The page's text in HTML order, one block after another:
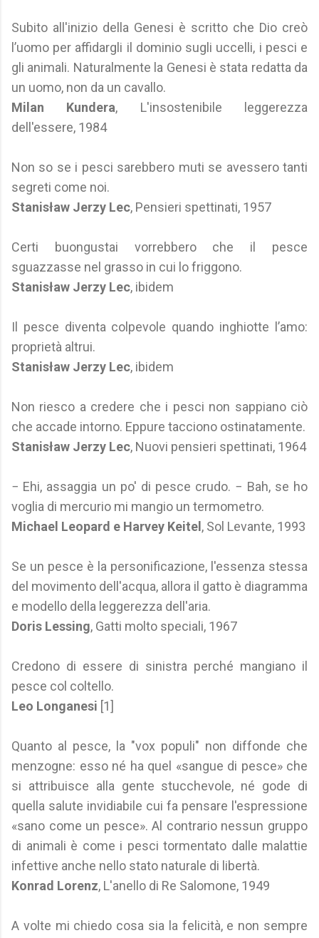
Subito all'inizio della Genesi è scritto che Dio creò
l’uomo per affidargli il dominio sugli uccelli, i pesci e
gli animali. Naturalmente la Genesi è stata redatta da
un uomo, non da un cavallo.
Milan Kundera, L'insostenibile leggerezza
dell'essere, 1984
Non so se i pesci sarebbero muti se avessero tanti
segreti come noi.
Stanisław Jerzy Lec, Pensieri spettinati, 1957
Certi buongustai vorrebbero che il pesce
sguazzasse nel grasso in cui lo friggono.
Stanisław Jerzy Lec, ibidem
Il pesce diventa colpevole quando inghiotte l’amo:
proprietà altrui.
Stanisław Jerzy Lec, ibidem
Non riesco a credere che i pesci non sappiano ciò
che accade intorno. Eppure tacciono ostinatamente.
Stanisław Jerzy Lec, Nuovi pensieri spettinati, 1964
− Ehi, assaggia un po' di pesce crudo. − Bah, se ho
voglia di mercurio mi mangio un termometro.
Michael Leopard e Harvey Keitel , Sol Levante, 1993
Se un pesce è la personificazione, l'essenza stessa
del movimento dell'acqua, allora il gatto è diagramma
e modello della leggerezza dell'aria.
Doris Lessing, Gatti molto speciali, 1967
Credono di essere di sinistra perché mangiano il
pesce col coltello.
Leo Longanesi [1]
Quanto al pesce, la "vox populi" non diffonde che
menzogne: esso né ha quel «sangue di pesce» che
si attribuisce alla gente stucchevole, né gode di
quella salute invidiabile cui fa pensare l'espressione
«sano come un pesce». Al contrario nessun gruppo
di animali è come i pesci tormentato dalle malattie
infettive anche nello stato naturale di libertà.
Konrad Lorenz, L'anello di Re Salomone, 1949
A volte mi chiedo cosa sia la felicità, e non sempre